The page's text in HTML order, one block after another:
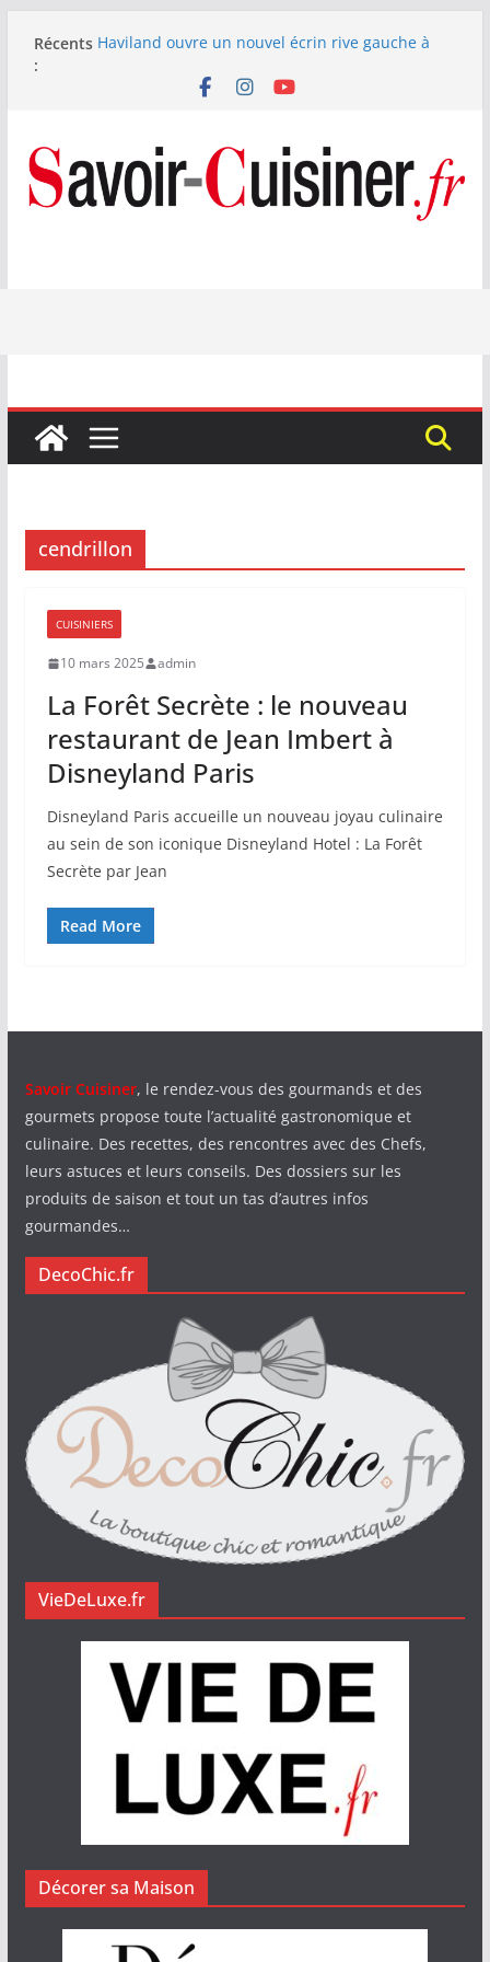
Récents
:
Haviland ouvre un nouvel écrin rive gauche à
Nous avons testé le four à pizza électrique
Little Ice 700 W
Fête des Pères : le digestif se fait gourmand avec
Laphroaig et Arnaud Larher
Catawiki met aux enchères un whisky japonais
cendrillon
CUISINIERS
10 mars 2025 admin
La Forêt Secrète : le nouveau
restaurant de Jean Imbert à
Disneyland Paris
Disneyland Paris accueille un nouveau joyau culinaire
au sein de son iconique Disneyland Hotel : La Forêt
Secrète par Jean
Read More
Savoir Cuisiner, le rendez-vous des gourmands et des
gourmets propose toute l’actualité gastronomique et
culinaire. Des recettes, des rencontres avec des Chefs,
leurs astuces et leurs conseils. Des dossiers sur les
produits de saison et tout un tas d’autres infos
gourmandes…
DecoChic.fr
VieDeLuxe.fr
Décorer sa Maison